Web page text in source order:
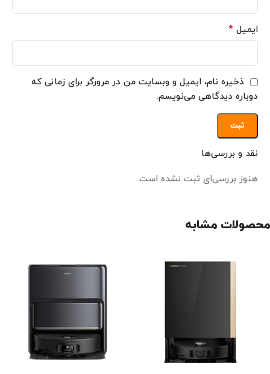
نقد و بررسی‌ها
هنوز بررسی‌ای ثبت نشده است.
ایمیل *
ذخیره نام، ایمیل و وبسایت من در مرورگر برای زمانی که
دوباره دیدگاهی می‌نویسم.
محصولات مشابه